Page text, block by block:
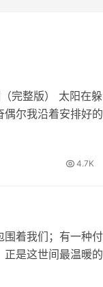
完整版） 太阳在
偶尔我沿着安排好
4.7K
围着我们；有一种
是这世间最温暖的